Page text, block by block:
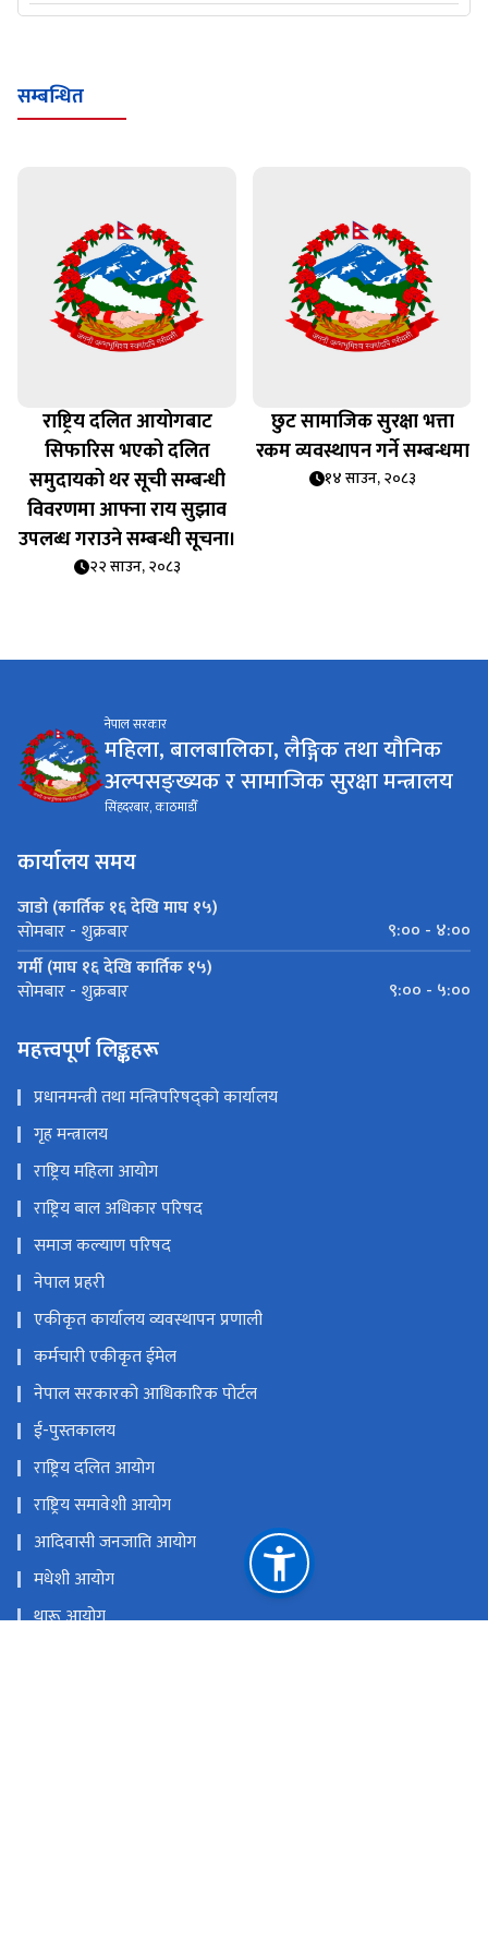
सम्बन्धित
राष्ट्रिय दलित आयोगबाट
सिफारिस भएको दलित
समुदायको थर सूची सम्बन्धी
विवरणमा आफ्ना राय सुझाव
उपलब्ध गराउने सम्बन्धी सूचना।
२२ साउन, २०८३
छुट सामाजिक सुरक्षा भत्ता
रकम व्यवस्थापन गर्ने सम्बन्धमा
१४ साउन, २०८३
महिला, बालबालिका, लैङ्गिक तथा यौनिक
अल्पसङ्ख्यक र सामाजिक सुरक्षा मन्त्रालय
सिंहदरबार, काठमाडौँ
कार्यालय समय
जाडो (कार्तिक १६ देखि माघ १५)
सोमबार - शुक्रबार
९:०० - ४:००
गर्मी (माघ १६ देखि कार्तिक १५)
सोमबार - शुक्रबार ९:०० - ५:००
महत्त्वपूर्ण लिङ्कहरू
प्रधानमन्त्री तथा मन्त्रिपरिषद्को कार्यालय
गृह मन्त्रालय
राष्ट्रिय महिला आयोग
राष्ट्रिय बाल अधिकार परिषद
समाज कल्याण परिषद
नेपाल प्रहरी
एकीकृत कार्यालय व्यवस्थापन प्रणाली
कर्मचारी एकीकृत ईमेल
नेपाल सरकारको आधिकारिक पोर्टल
ई-पुस्तकालय
राष्ट्रिय दलित आयोग
राष्ट्रिय समावेशी आयोग
आदिवासी जनजाति आयोग
मधेशी आयोग
थारू आयोग